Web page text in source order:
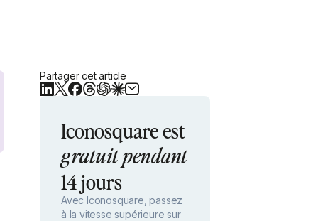
Partager cet article
Iconosquare est
gratuit pendant
14 jours
Avec Iconosquare, passez
à la vitesse supérieure sur